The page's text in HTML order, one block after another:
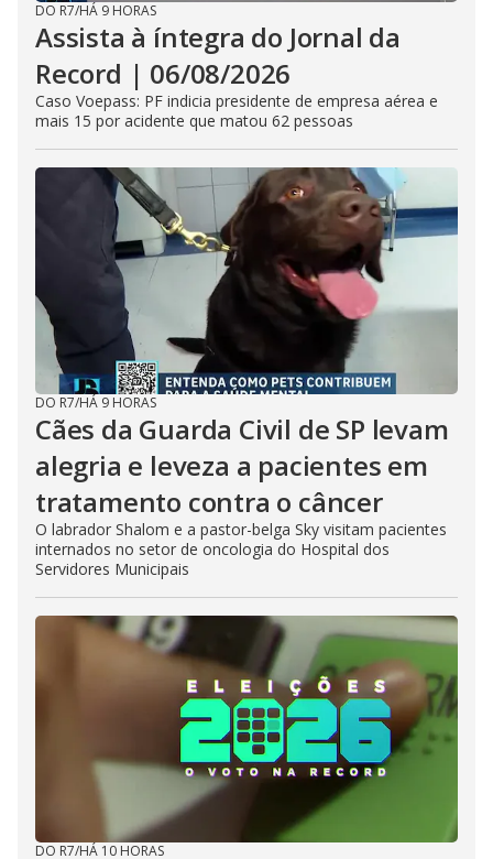
DO R7/HÁ 9 HORAS
Assista à íntegra do Jornal da
Record | 06/08/2026
Caso Voepass: PF indicia presidente de empresa aérea e
mais 15 por acidente que matou 62 pessoas
DO R7/HÁ 9 HORAS
Cães da Guarda Civil de SP levam
alegria e leveza a pacientes em
tratamento contra o câncer
O labrador Shalom e a pastor-belga Sky visitam pacientes
internados no setor de oncologia do Hospital dos
Servidores Municipais
DO R7/HÁ 10 HORAS